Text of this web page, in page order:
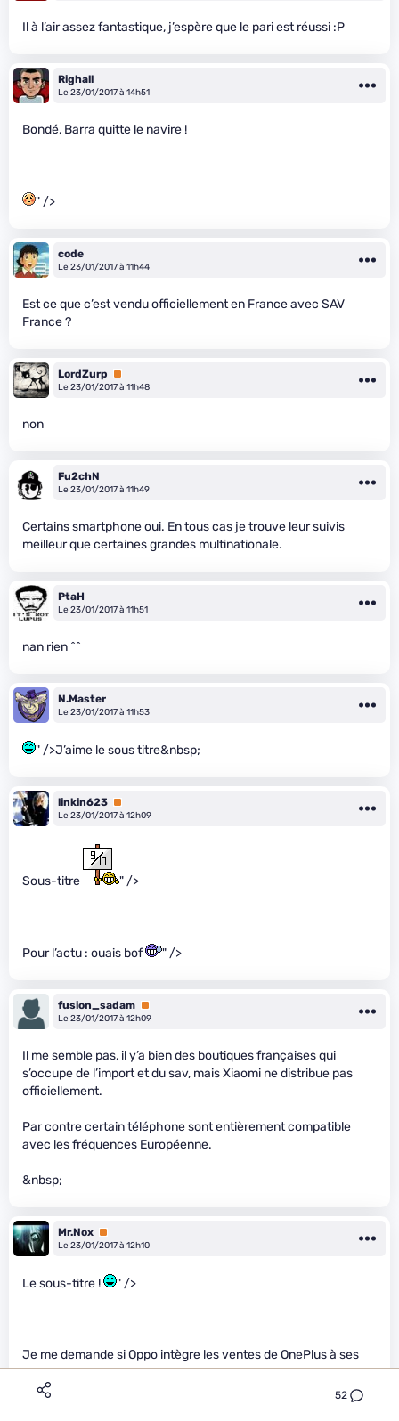
52
Il à l’air assez fantastique, j’espère que le pari est réussi :P
Righall
Le 23/01/2017 à 14h51
Bondé, Barra quitte le navire !
" />
code
Le 23/01/2017 à 11h44
Est ce que c’est vendu officiellement en France avec SAV
France ?
LordZurp
Premium
Le 23/01/2017 à 11h48
non
Fu2chN
Le 23/01/2017 à 11h49
Certains smartphone oui. En tous cas je trouve leur suivis
meilleur que certaines grandes multinationale.
PtaH
Le 23/01/2017 à 11h51
nan rien ^^
N.Master
Le 23/01/2017 à 11h53
" />J’aime le sous titre&nbsp;
linkin623 Premium
Le 23/01/2017 à 12h09
Sous-titre " />
Pour l’actu : ouais bof " />
fusion_sadam Premium
Le 23/01/2017 à 12h09
Il me semble pas, il y’a bien des boutiques françaises qui
s’occupe de l’import et du sav, mais Xiaomi ne distribue pas
officiellement.
Par contre certain téléphone sont entièrement compatible
avec les fréquences Européenne.
&nbsp;
Mr.Nox Premium
Le 23/01/2017 à 12h10
Le sous-titre ! " />
Je me demande si Oppo intègre les ventes de OnePlus à ses
ventes.